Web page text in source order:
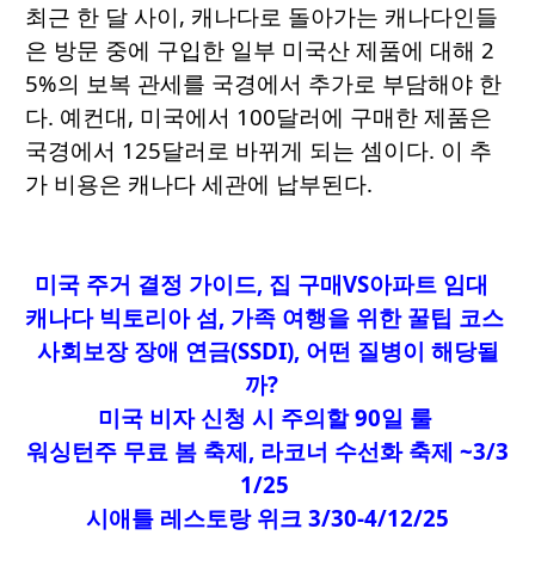
최근 한 달 사이, 캐나다로 돌아가는 캐나다인들
은 방문 중에 구입한 일부 미국산 제품에 대해 2
5%의 보복 관세를 국경에서 추가로 부담해야 한
다. 예컨대, 미국에서 100달러에 구매한 제품은
국경에서 125달러로 바뀌게 되는 셈이다. 이 추
가 비용은 캐나다 세관에 납부된다.
미국 주거 결정 가이드, 집 구매VS아파트 임대
캐나다 빅토리아 섬, 가족 여행을 위한 꿀팁 코스
사회보장 장애 연금(SSDI), 어떤 질병이 해당될
까?
미국 비자 신청 시 주의할 90일 룰
워싱턴주 무료 봄 축제, 라코너 수선화 축제 ~3/3
1/25
시애틀 레스토랑 위크 3/30-4/12/25